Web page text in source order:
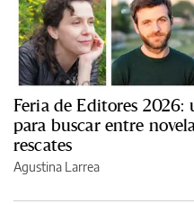
Feria de Editores 2026:
para buscar entre
rescates
Agustina Larrea